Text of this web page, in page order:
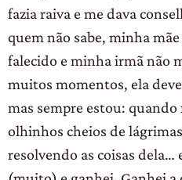
fazia raiva e me dava
quem não sabe, minha
falecido e minha irmã não
muitos momentos, ela
mas sempre estou: quando
olhinhos cheios de
resolvendo as coisas dela…